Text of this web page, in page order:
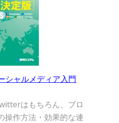
シャルメディア入門
はもちろん、ブロ
操作方法・効果的な連